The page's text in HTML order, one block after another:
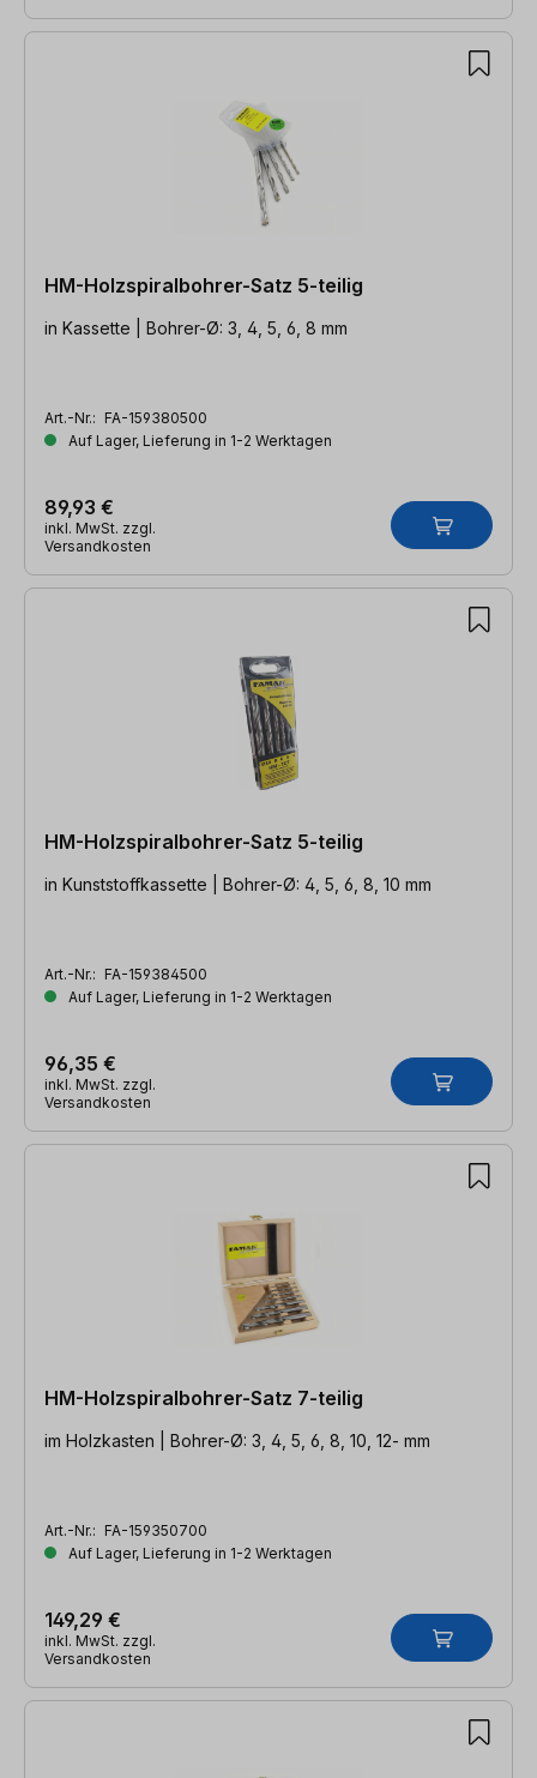
HM-Holzspiralbohrer-Satz 5-teilig
in Kassette | Bohrer-Ø: 3, 4, 5, 6, 8 mm
Art.-Nr.: FA-159380500
Auf Lager, Lieferung in 1-2 Werktagen
89,93 €
inkl. MwSt. zzgl.
Versandkosten
HM-Holzspiralbohrer-Satz 5-teilig
in Kunststoffkassette | Bohrer-Ø: 4, 5, 6, 8, 10 mm
Art.-Nr.: FA-159384500
Auf Lager, Lieferung in 1-2 Werktagen
96,35 €
inkl. MwSt. zzgl.
Versandkosten
HM-Holzspiralbohrer-Satz 7-teilig
im Holzkasten | Bohrer-Ø: 3, 4, 5, 6, 8, 10, 12- mm
Art.-Nr.: FA-159350700
Auf Lager, Lieferung in 1-2 Werktagen
149,29 €
inkl. MwSt. zzgl.
Versandkosten